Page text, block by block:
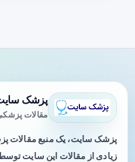
پزشک
مقالات
پزشک سایت، یک منبع
زیادی از مقالات این سایت